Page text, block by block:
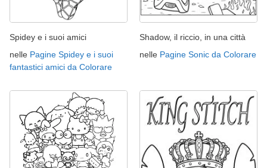
Spidey e i suoi amici
nelle Pagine Spidey e i suoi
fantastici amici da Colorare
Shadow, il riccio, in una città
nelle Pagine Sonic da Colorare